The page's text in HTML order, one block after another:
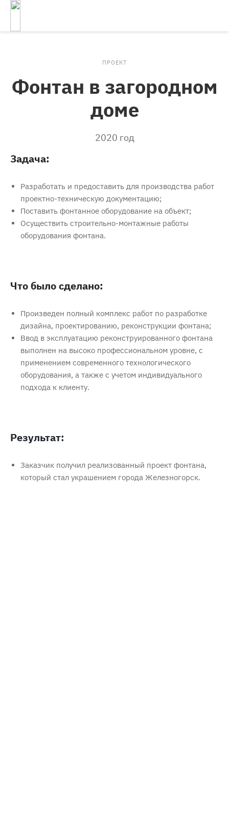
ПРОЕКТ
Фонтан в загородном
доме
2020 год
Задача:
Разработать и предоставить для производства работ
проектно-техническую документацию;
Поставить фонтанное оборудование на объект;
Осуществить строительно-монтажные работы
оборудования фонтана.
Что было сделано:
Произведен полный комплекс работ по разработке
дизайна, проектированию, реконструкции фонтана;
Ввод в эксплуатацию реконструированного фонтана
выполнен на высоко профессиональном уровне, с
применением современного технологического
оборудования, а также с учетом индивидуального
подхода к клиенту.
Результат:
Заказчик получил реализованный проект фонтана,
который стал украшением города Железногорск.